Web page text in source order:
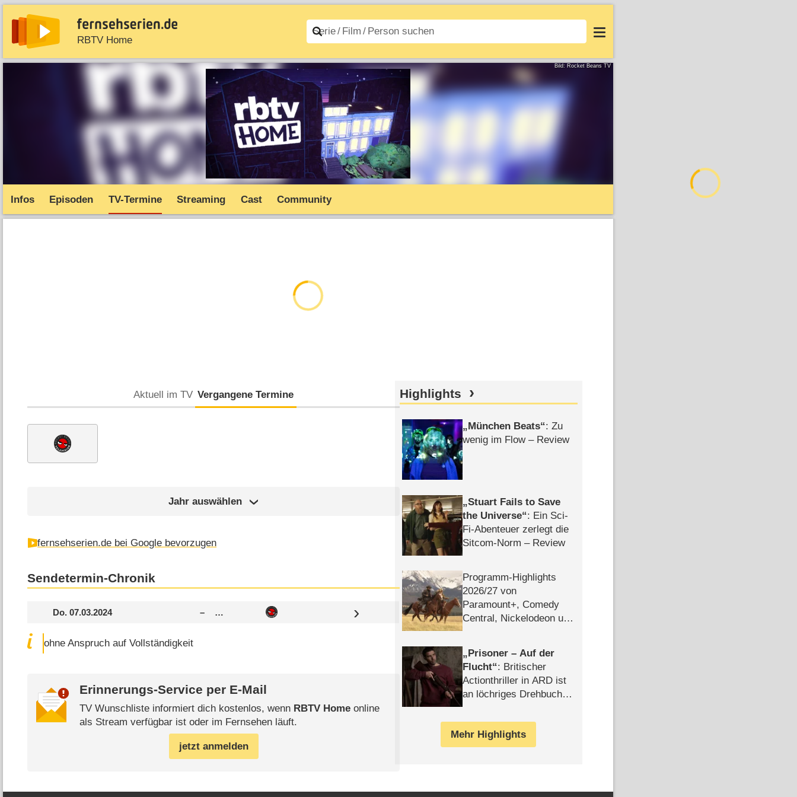
RBTV Home
News Entdecken Streaming Filme A–Z Login
Bild: Rocket Beans TV
Infos Episoden TV-Termine Streaming Cast Community
Aktuell im TV Vergangene Termine
Jahr auswählen
fernsehserien.de bei Google bevorzugen
Sendetermin-Chronik
Do. 07.03.2024 – …
ohne Anspruch auf Vollständigkeit
Erinnerungs-Service per E-Mail
TV Wunschliste informiert dich kostenlos, wenn RBTV Homeonline
als Stream verfügbar ist oder im Fernsehen läuft.
jetzt anmelden
Highlights
München Beats : Zu
wenig im Flow – Review
Stuart Fails to Save
the Universe : Ein Sci-
Fi-Abenteuer zerlegt die
Sitcom-Norm – Review
Programm-Highlights
2026/​27 von
Paramount+, Comedy
Central, Nickelodeon und
Prisoner – Auf der
Flucht : Britischer
Actionthriller in ARD ist
an löchriges Drehbuch
Mehr Highlights